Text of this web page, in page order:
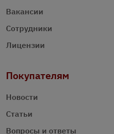
Вакансии
Сотрудники
Лицензии
Покупателям
Новости
Статьи
Вопросы и ответы